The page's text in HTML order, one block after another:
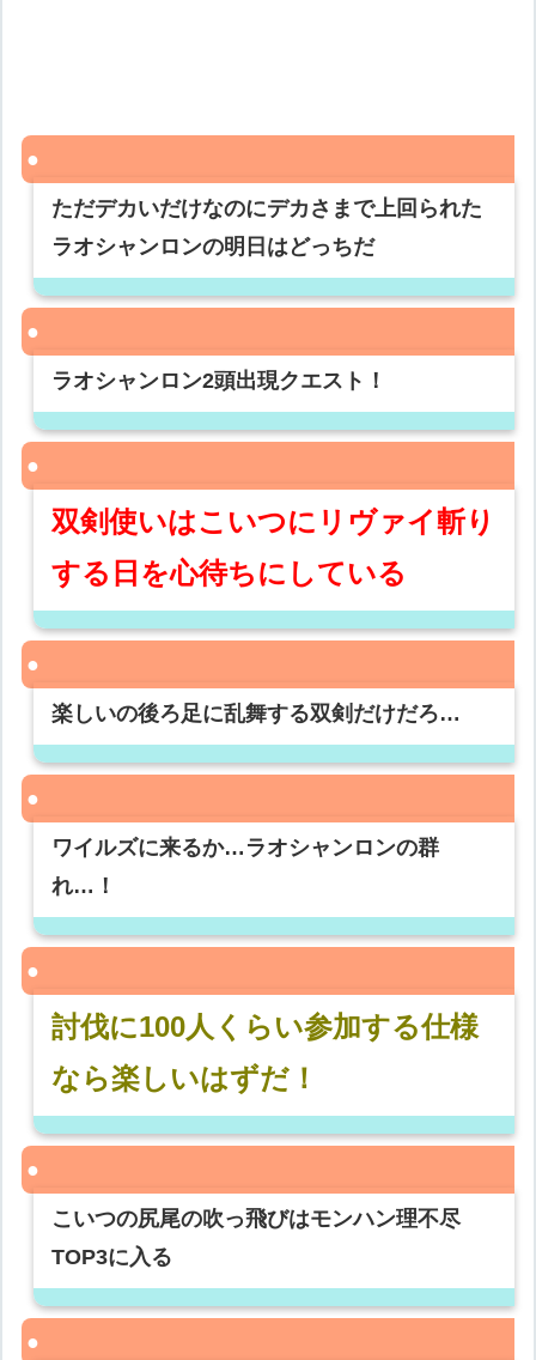
ただデカいだけなのにデカさまで上回られた
ラオシャンロンの明日はどっちだ
ラオシャンロン2頭出現クエスト！
双剣使いはこいつにリヴァイ斬り
する日を心待ちにしている
楽しいの後ろ足に乱舞する双剣だけだろ…
ワイルズに来るか…ラオシャンロンの群
れ…！
討伐に100人くらい参加する仕様
なら楽しいはずだ！
こいつの尻尾の吹っ飛びはモンハン理不尽
TOP3に入る